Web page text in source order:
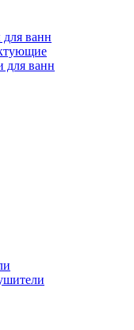
ванн
для ванн